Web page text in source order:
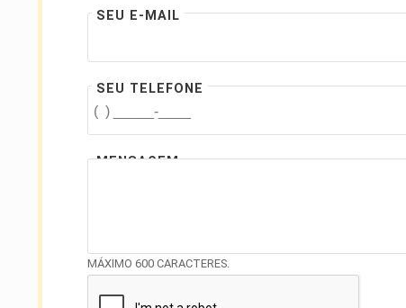
SEU E-MAIL
SEU TELEFONE
MENSAGEM
MÁXIMO 600 CARACTERES.